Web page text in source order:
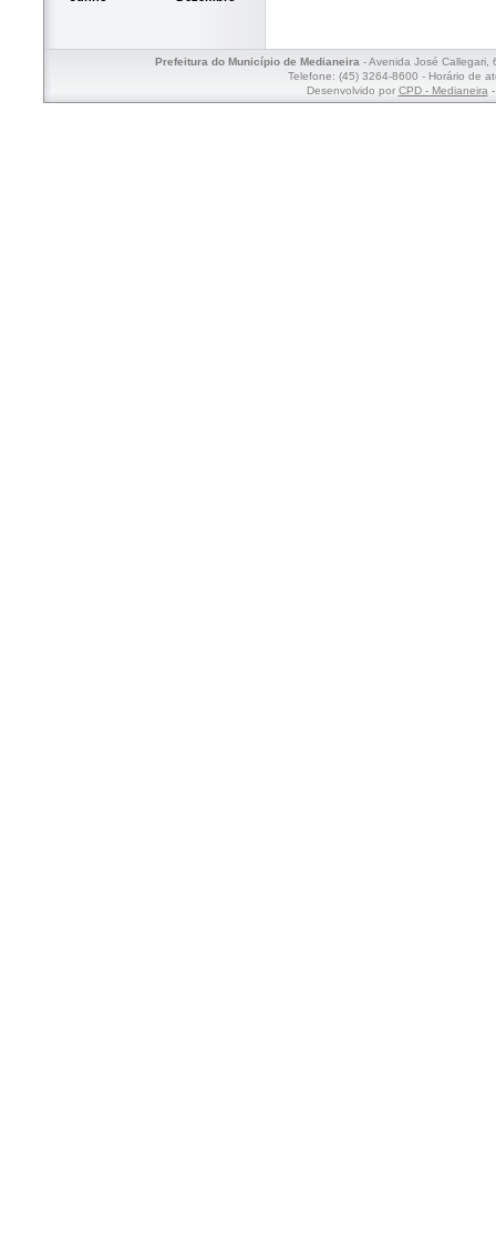
Prefeitura do Município de Medianeira- Avenida José Callegari,
Telefone: (45) 3264-8600 - Horário de
Desenvolvido por CPD - Medianeira-